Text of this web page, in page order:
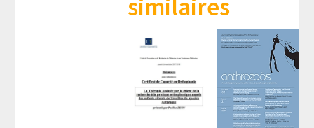
similaires